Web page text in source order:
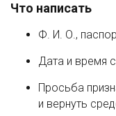
Что написать
Ф. И. О.,
Дата и время
Просьба
и вернуть